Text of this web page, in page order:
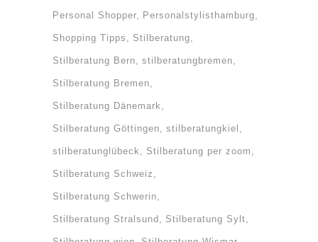
Personal Shopper Personalstylisthamburg
Shopping Tipps Stilberatung
Stilberatung Bern stilberatungbremen
Stilberatung Bremen
Stilberatung Dänemark
Stilberatung Göttingen stilberatungkiel
stilberatunglübeck Stilberatung per zoom
Stilberatung Schweiz
Stilberatung Schwerin
Stilberatung Stralsund Stilberatung Sylt